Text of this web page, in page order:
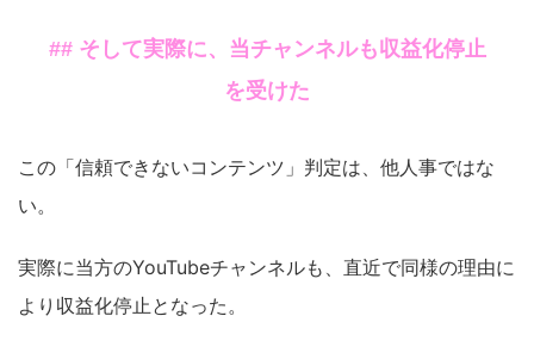
## そして実際に、当チャンネルも収益化停止
を受けた
この「信頼できないコンテンツ」判定は、他人事ではな
い。
実際に当方のYouTubeチャンネルも、直近で同様の理由に
より収益化停止となった。